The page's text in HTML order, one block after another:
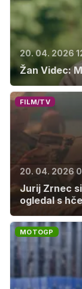
20. 04. 2026
Žan Videc:
FILM/TV
20. 04. 2026
Jurij Zrnec
ogledal s
MOTOGP